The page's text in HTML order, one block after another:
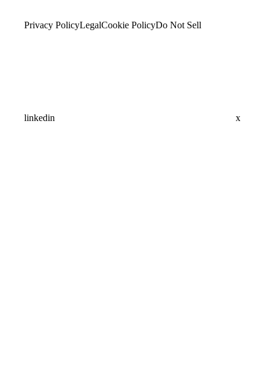
Privacy PolicyLegalCookie PolicyDo Not Sell
linkedin x